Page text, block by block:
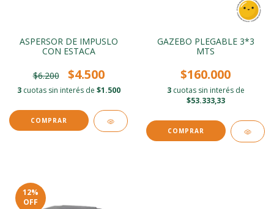
ASPERSOR DE IMPUSLO
CON ESTACA
$6.200 $4.500
3 cuotas sin interés de $1.500
GAZEBO PLEGABLE 3*3
MTS
$160.000
3 cuotas sin interés de
$53.333,33
12%
OFF